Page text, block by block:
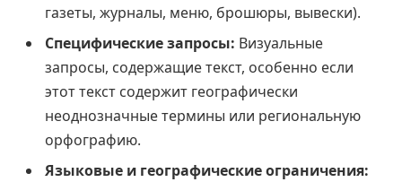
газеты, журналы, меню, брошюры, вывески).
Специфические запросы: Визуальные
запросы, содержащие текст, особенно если
этот текст содержит географически
неоднозначные термины или региональную
орфографию.
Языковые и географические ограничения: